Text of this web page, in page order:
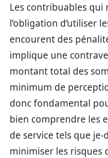
Les contribuables qui
l’obligation d’utiliser
encourent des
implique une
montant total des
minimum de
donc fondamental
bien comprendre les
de service tels que
minimiser les risques